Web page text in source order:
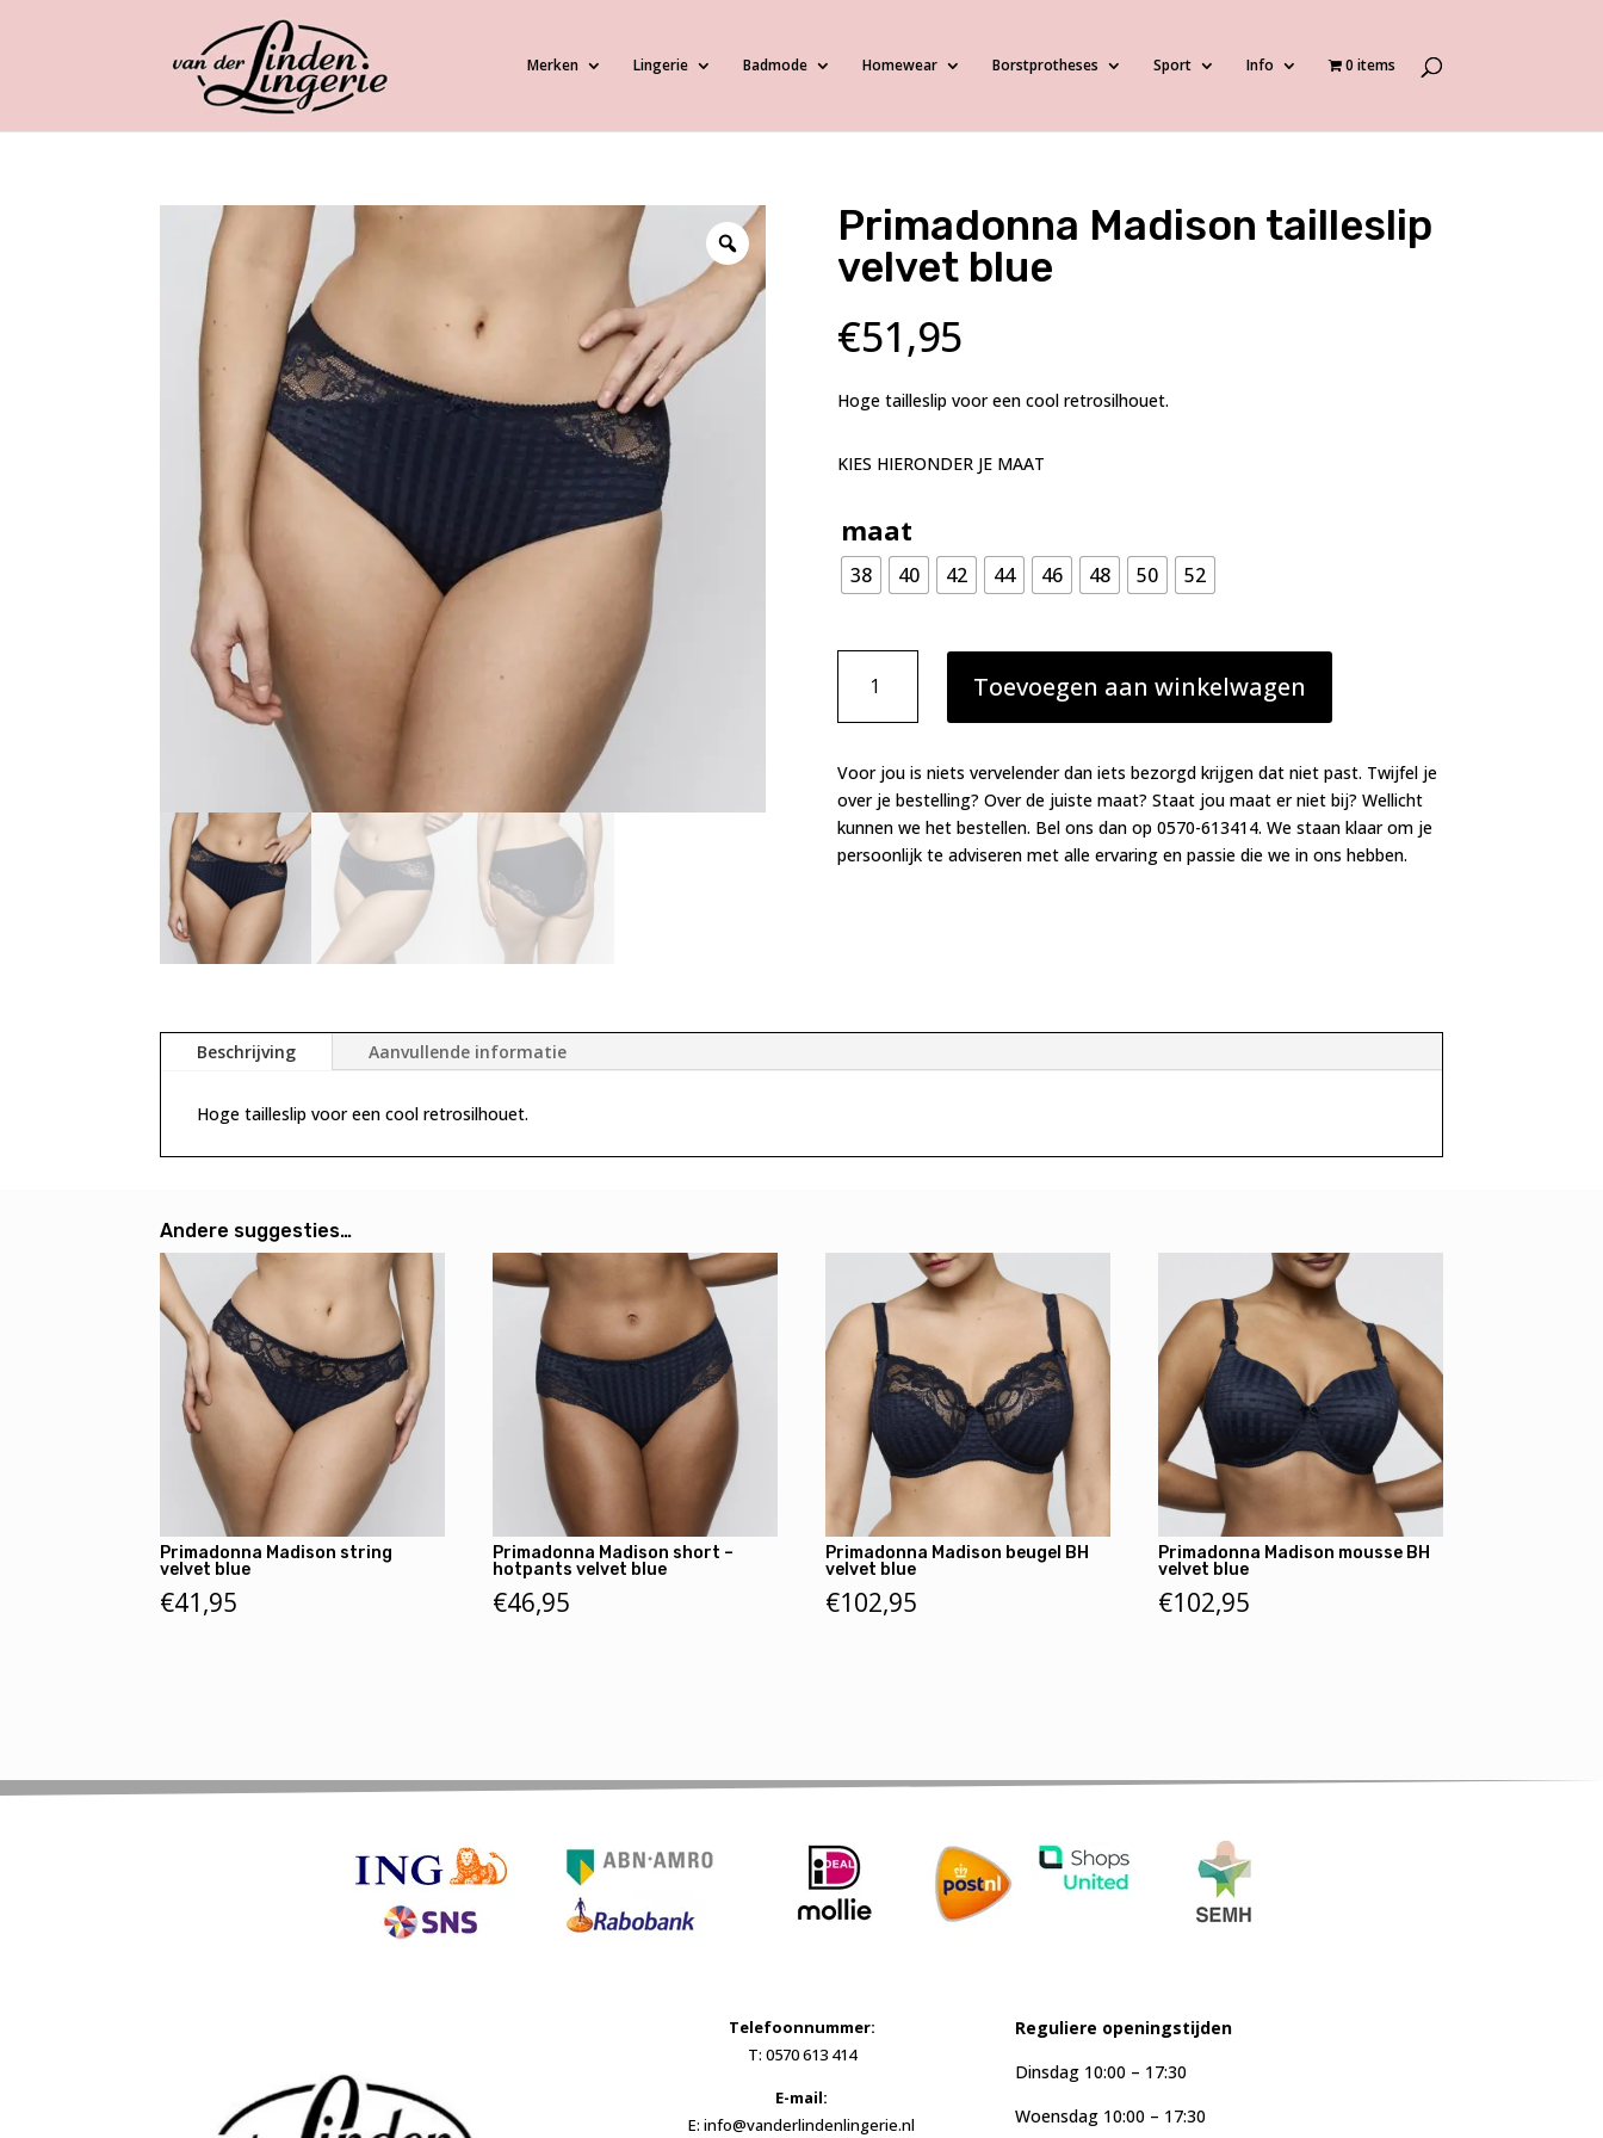
Merken Lingerie Badmode Homewear Borstprotheses Sport Info 0 items
Primadonna Madison tailleslip
velvet blue
€51,95
Hoge tailleslip voor een cool retrosilhouet.
KIES HIERONDER JE MAAT
maat
38 40 42 44 46 48 50 52
Primadonna
Madison
tailleslip
blue
aantal
Toevoegen aan winkelwagen
Voor jou is niets vervelender dan iets bezorgd krijgen dat niet past. Twijfel je
over je bestelling? Over de juiste maat? Staat jou maat er niet bij? Wellicht
kunnen we het bestellen. Bel ons dan op 0570-613414. We staan klaar om je
persoonlijk te adviseren met alle ervaring en passie die we in ons hebben.
Beschrijving Aanvullende informatie
Hoge tailleslip voor een cool retrosilhouet.
Andere suggesties…
Primadonna Madison string
velvet blue
€41,95
Primadonna Madison short –
hotpants velvet blue
€46,95
Primadonna Madison beugel BH
velvet blue
€102,95
Primadonna Madison mousse BH
velvet blue
€102,95
Telefoonnummer:
T: 0570 613 414
E-mail:
E: info@vanderlindenlingerie.nl
Reguliere openingstijden
Dinsdag 10:00 – 17:30
Woensdag 10:00 – 17:30